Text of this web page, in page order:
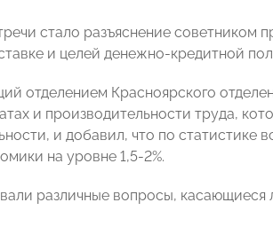
стало разъяснение советником
и целей денежно-кредитной
отделением Красноярского
и производительности труда,
и добавил, что по статистике
на уровне 1,5-2%.
различные вопросы, касающиеся